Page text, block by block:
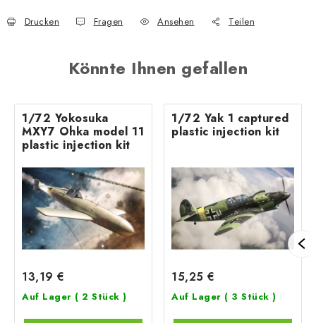
Drucken Fragen Ansehen Teilen
Könnte Ihnen gefallen
1/72 Yokosuka
MXY7 Ohka model 11
plastic injection kit
13,19 €
Auf Lager ( 2 Stück )
1/72 Yak 1 captured
plastic injection kit
15,25 €
Auf Lager ( 3 Stück )